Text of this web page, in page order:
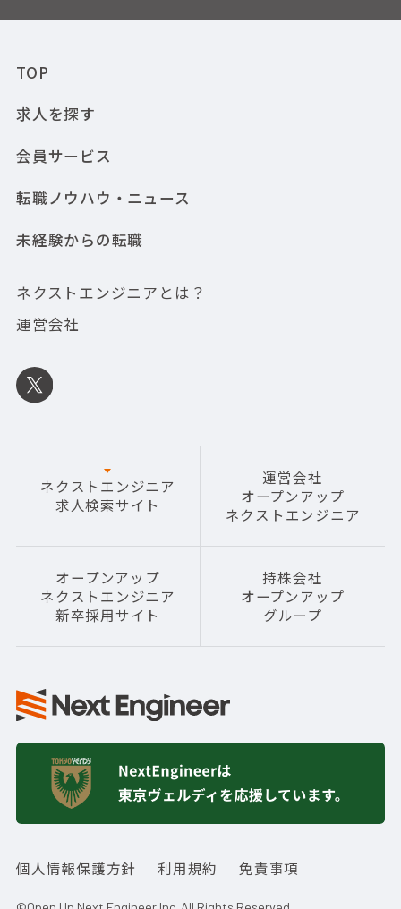
TOP
求人を探す
会員サービス
転職ノウハウ・ニュース
未経験からの転職
ネクストエンジニアとは？
運営会社
ネクストエンジニア
求人検索サイト
運営会社
オープンアップ
ネクストエンジニア
オープンアップ
ネクストエンジニア
新卒採用サイト
持株会社
オープンアップ
グループ
個人情報保護方針 利用規約 免責事項